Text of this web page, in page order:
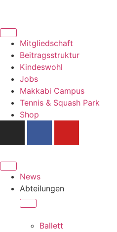
Mitgliedschaft
Beitragsstruktur
Kindeswohl
Jobs
Makkabi Campus
Tennis & Squash Park
Shop
News
Abteilungen
Ballett